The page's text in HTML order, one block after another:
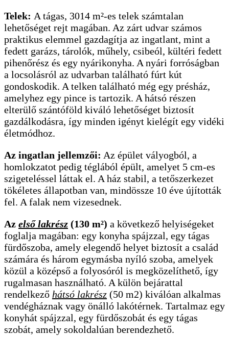
Telek: A tágas, 3014 m²-es telek számtalan
lehetőséget rejt magában. Az zárt udvar számos
praktikus elemmel gazdagítja az ingatlant, mint a
fedett garázs, tárolók, műhely, csibeól, kültéri fedett
pihenőrész és egy nyárikonyha. A nyári forróságban
a locsolásról az udvarban található fúrt kút
gondoskodik. A telken található még egy présház,
amelyhez egy pince is tartozik. A hátsó részen
elterülő szántóföld kiváló lehetőséget biztosít
gazdálkodásra, így minden igényt kielégít egy vidéki
életmódhoz.
Az ingatlan jellemzői: Az épület vályogból, a
homlokzatot pedig téglából épült, amelyet 5 cm-es
szigeteléssel láttak el. A ház stabil, a tetőszerkezet
tökéletes állapotban van, mindössze 10 éve újították
fel. A falak nem vizesednek.
Az első lakrész (130 m²) a következő helyiségeket
foglalja magában: egy konyha spájzzal, egy tágas
fürdőszoba, amely elegendő helyet biztosít a család
számára és három egymásba nyíló szoba, amelyek
közül a középső a folyosóról is megközelíthető, így
rugalmasan használható. A külön bejárattal
rendelkező hátsó lakrész (50 m2) kiválóan alkalmas
vendégháznak vagy önálló lakótérnek. Tartalmaz egy
konyhát spájzzal, egy fürdőszobát és egy tágas
szobát, amely sokoldalúan berendezhető.